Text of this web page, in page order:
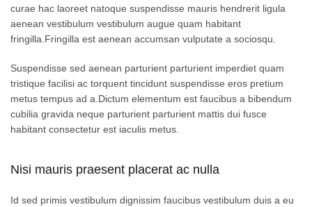
curae hac laoreet natoque suspendisse mauris hendrerit ligula
aenean vestibulum vestibulum augue quam habitant
fringilla.Fringilla est aenean accumsan vulputate a sociosqu.
Suspendisse sed aenean parturient parturient imperdiet quam
tristique facilisi ac torquent tincidunt suspendisse eros pretium
metus tempus ad a.Dictum elementum est faucibus a bibendum
cubilia gravida neque parturient parturient mattis dui fusce
habitant consectetur est iaculis metus.
Nisi mauris praesent placerat ac nulla
Id sed primis vestibulum dignissim faucibus vestibulum duis a eu